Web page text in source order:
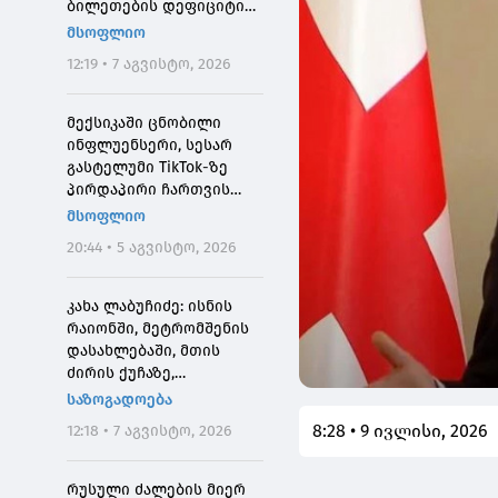
ბილეთების დეფიციტის
მიზეზი
მსოფლიო
12:19 • 7 აგვისტო, 2026
მექსიკაში ცნობილი
ინფლუენსერი, სესარ
გასტელუმი TikTok-ზე
პირდაპირი ჩართვის
დროს მოკლეს
მსოფლიო
20:44 • 5 აგვისტო, 2026
კახა ლაბუჩიძე: ისნის
რაიონში, მეტრომშენის
დასახლებაში, მთის
ძირის ქუჩაზე,
მასშტაბური
სამუშაოები ჩატარდება
საზოგადოება
12:18 • 7 აგვისტო, 2026
რუსული ძალების მიერ
8:28 • 9 ივლისი, 2026